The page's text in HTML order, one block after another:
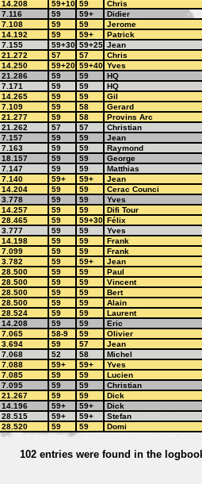
14.208 59+10 59 Chris
7.116 59 59+ Didier
7.108 59 59 Jerome
14.192 59 59+ Patrick
7.155 59+30 59+25 Jean
21.272 57 57 Chris
14.250 59+20 59+40 Yves
21.286 59 59 HQ
7.171 59 59 HQ
14.265 59 59 Gil
7.109 59 58 Gerard
21.277 59 58 Provins Arc
21.262 57 57 Christian
7.157 59 59 Jean
7.163 59 59 Raymond
18.157 59 59 George
7.147 59 59 Matthias
7.140 59+ 59+ Jean
14.204 59 59 Cerac Counci
3.778 59 59 Yves
14.257 59 59 Difi Tour
28.465 59 59+30 Félix
3.777 59 59 Yves
14.198 59 59 Frank
7.099 59 59 Frank
3.782 59 59+ Jean
28.500 59 59 Paul
28.500 59 59 Vincent
28.500 59 59 Bert
28.500 59 59 Alain
28.524 59 59 Laurent
14.208 59 59 Eric
7.065 58-9 59 Olivier
3.694 59 57 Jean
7.068 52 58 Michel
7.088 59+ 59+ Yves
7.085 59 59 Lucien
7.095 59 59 Christian
21.267 59 59 Dick
14.196 59+ 59+ Dick
28.515 59+ 59+ Stefan
28.520 59 59 Domi
102 entries were found in the